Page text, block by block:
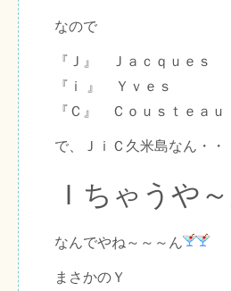
なので
『Ｊ』 Ｊａｃｑｕｅｓ
『ｉ 』 Ｙｖｅｓ
『Ｃ』 Ｃｏｕｓｔｅａｕ
で、ＪｉＣ久米島なん・・
Ｉちゃうや
なんでやね～～～ん
まさかのＹ